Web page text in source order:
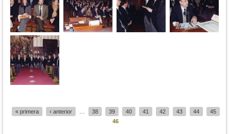
« primera ‹ anterior 38 39 40 41 42 43 44
45
46